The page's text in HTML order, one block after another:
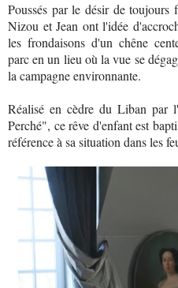
Poussés par le désir de toujours
Nizou et Jean ont l'idée
les frondaisons d'un chêne
parc en un lieu où la vue se
la campagne environnante.
Réalisé en cèdre du Liban par
Perché", ce rêve d'enfant est
référence à sa situation dans les